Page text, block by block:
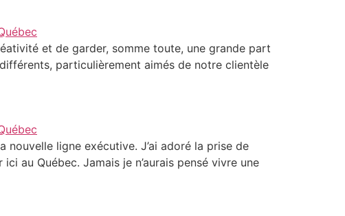
et de garder, somme toute, une grande part
particulièrement aimés de notre clientèle
nouvelle ligne exécutive. J’ai adoré la prise de
au Québec. Jamais je n’aurais pensé vivre une